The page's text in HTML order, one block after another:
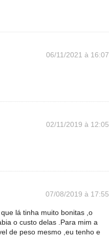
06/11/2021 à 16:07
02/11/2019 à 12:05
07/08/2019 à 17:55
lá tinha muito bonitas ,o
o custo delas .Para mim a
de peso mesmo ,eu tenho e